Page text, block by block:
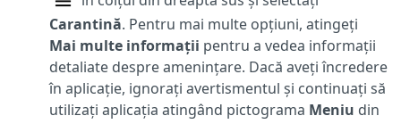
Carantină. Pentru mai multe opțiuni, atingeți
Mai multe informații pentru a vedea informații
detaliate despre amenințare. Dacă aveți încredere
în aplicație, ignorați avertismentul și continuați să
utilizați aplicația atingând pictograma Meniu din